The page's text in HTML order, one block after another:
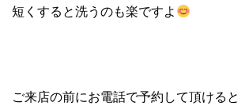
短くすると洗うのも楽ですよ
ご来店の前にお電話で予約して頂けると